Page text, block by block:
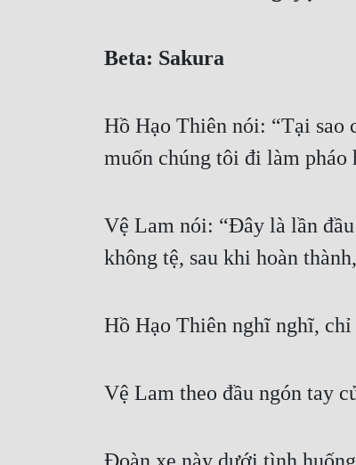
Beta: Sakura
Hồ Hạo Thiên nói: “Tại sao
muốn chúng tôi đi làm pháo
Vệ Lam nói: “Đây là lần
không tệ, sau khi hoàn
Hồ Hạo Thiên nghĩ nghĩ,
Vệ Lam theo đầu ngón tay